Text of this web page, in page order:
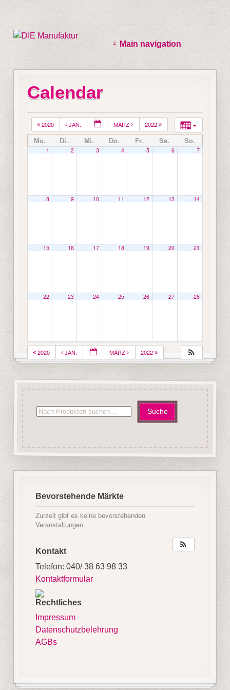
Main navigation
Calendar
2020 JAN. MÄRZ 2022
Mo. Di. Mi. Do. Fr. Sa. So.
1 2 3 4 5 6 7
8 9 10 11 12 13 14
15 16 17 18 19 20 21
22 23 24 25 26 27 28
2020 JAN. MÄRZ 2022
Bevorstehende Märkte
Zurzeit gibt es keine bevorstehenden
Veranstaltungen.
Kontakt
Telefon: 040/ 38 63 98 33
Kontaktformular
Rechtliches
Impressum
Datenschutzbelehrung
AGBs